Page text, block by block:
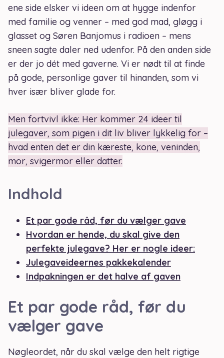
ene side elsker vi ideen om at hygge indenfor
med familie og venner – med god mad, gløgg i
glasset og Søren Banjomus i radioen – mens
sneen sagte daler ned udenfor. På den anden side
er der jo dét med gaverne. Vi er nødt til at finde
på gode, personlige gaver til hinanden, som vi
hver især bliver glade for.
Men fortvivl ikke: Her kommer 24 ideer til
julegaver, som pigen i dit liv bliver lykkelig for –
hvad enten det er din kæreste, kone, veninden,
mor, svigermor eller datter.
Indhold
Et par gode råd, før du vælger gave
Hvordan er hende, du skal give den
perfekte julegave? Her er nogle ideer:
Julegaveideernes pakkekalender
Indpakningen er det halve af gaven
Et par gode råd, før du
vælger gave
Nøgleordet, når du skal vælge den helt rigtige